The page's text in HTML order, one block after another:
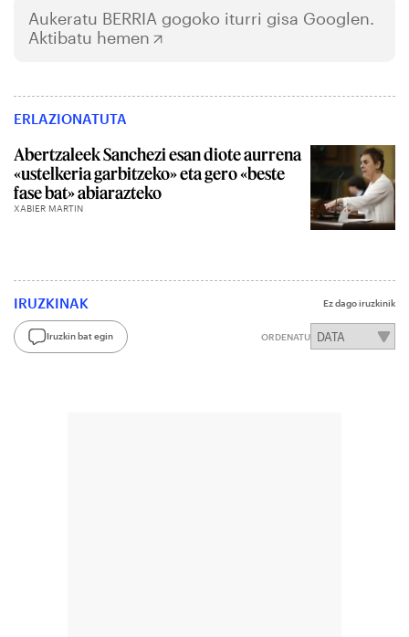
Aukeratu BERRIA gogoko iturri gisa Googlen.
Aktibatu hemen
ERLAZIONATUTA
Abertzaleek Sanchezi esan diote aurrena
«ustelkeria garbitzeko» eta gero «beste
fase bat» abiarazteko
XABIER MARTIN
IRUZKINAK Ez dago iruzkinik
Iruzkin bat egin ORDENATU